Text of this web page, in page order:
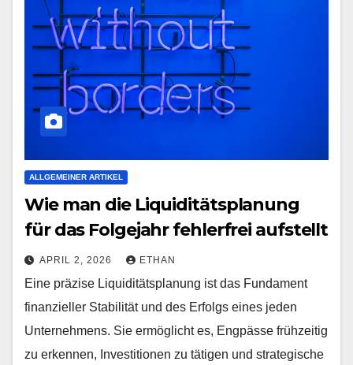
ALLGEMEINER ARTIKEL
Wie man die Liquiditätsplanung
für das Folgejahr fehlerfrei aufstellt
APRIL 2, 2026 ETHAN
Eine präzise Liquiditätsplanung ist das Fundament
finanzieller Stabilität und des Erfolgs eines jeden
Unternehmens. Sie ermöglicht es, Engpässe frühzeitig
zu erkennen, Investitionen zu tätigen und strategische